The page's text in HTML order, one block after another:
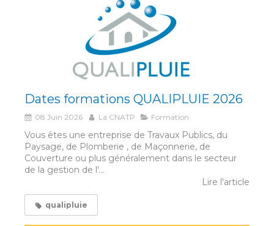
Dates formations QUALIPLUIE 2026
08 Juin 2026 La CNATP Formation
Vous êtes une entreprise de Travaux Publics, du
Paysage, de Plomberie , de Maçonnerie, de
Couverture ou plus généralement dans le secteur
de la gestion de l'...
Lire l'article
qualipluie